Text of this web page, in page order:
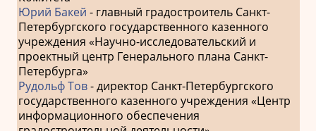
Юрий Бакей - главный градостроитель Санкт-
Петербургского государственного казенного
учреждения «Научно-исследовательский и
проектный центр Генерального плана Санкт-
Петербурга»
Рудольф Тов- директор Санкт-Петербургского
государственного казенного учреждения «Центр
информационного обеспечения